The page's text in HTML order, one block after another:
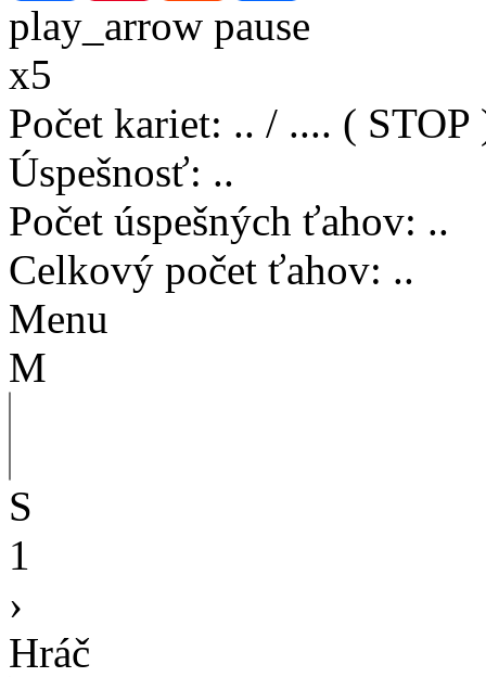
play_arrow pause
x5
Počet kariet: .. / .... ( STOP
Úspešnosť: ..
Počet úspešných ťahov: ..
Celkový počet ťahov: ..
Menu
M
S
1
›
Hráč